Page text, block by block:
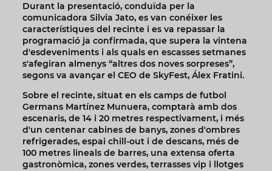
Durant la presentació, conduïda per la
comunicadora Silvia Jato, es van conéixer les
característiques del recinte i es va repassar la
programació ja confirmada, que supera la vintena
d'esdeveniments i als quals en escasses setmanes
s'afegiran almenys “altres dos noves sorpreses”,
segons va avançar el CEO de SkyFest, Álex Fratini.
Sobre el recinte, situat en els camps de futbol
Germans Martínez Munuera, comptarà amb dos
escenaris, de 14 i 20 metres respectivament, i més
d'un centenar cabines de banys, zones d'ombres
refrigerades, espai chill-out i de descans, més de
100 metres lineals de barres, una extensa oferta
gastronòmica, zones verdes, terrasses vip i llotges